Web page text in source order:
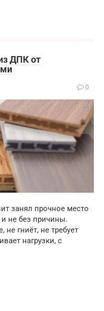
ДПК от
0
занял прочное место
не без причины.
не гниёт, не требует
нагрузки, с